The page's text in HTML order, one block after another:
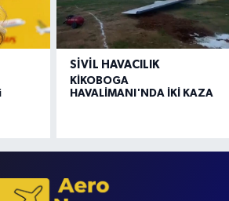
SIVIL HAVACILIK
KİKOBOGA
HAVALİMANI'NDA İKİ KAZA